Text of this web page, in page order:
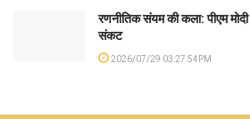
रणनीतिक संयम की कला: पीएम
संकट
2026/07/29 03:27:54PM